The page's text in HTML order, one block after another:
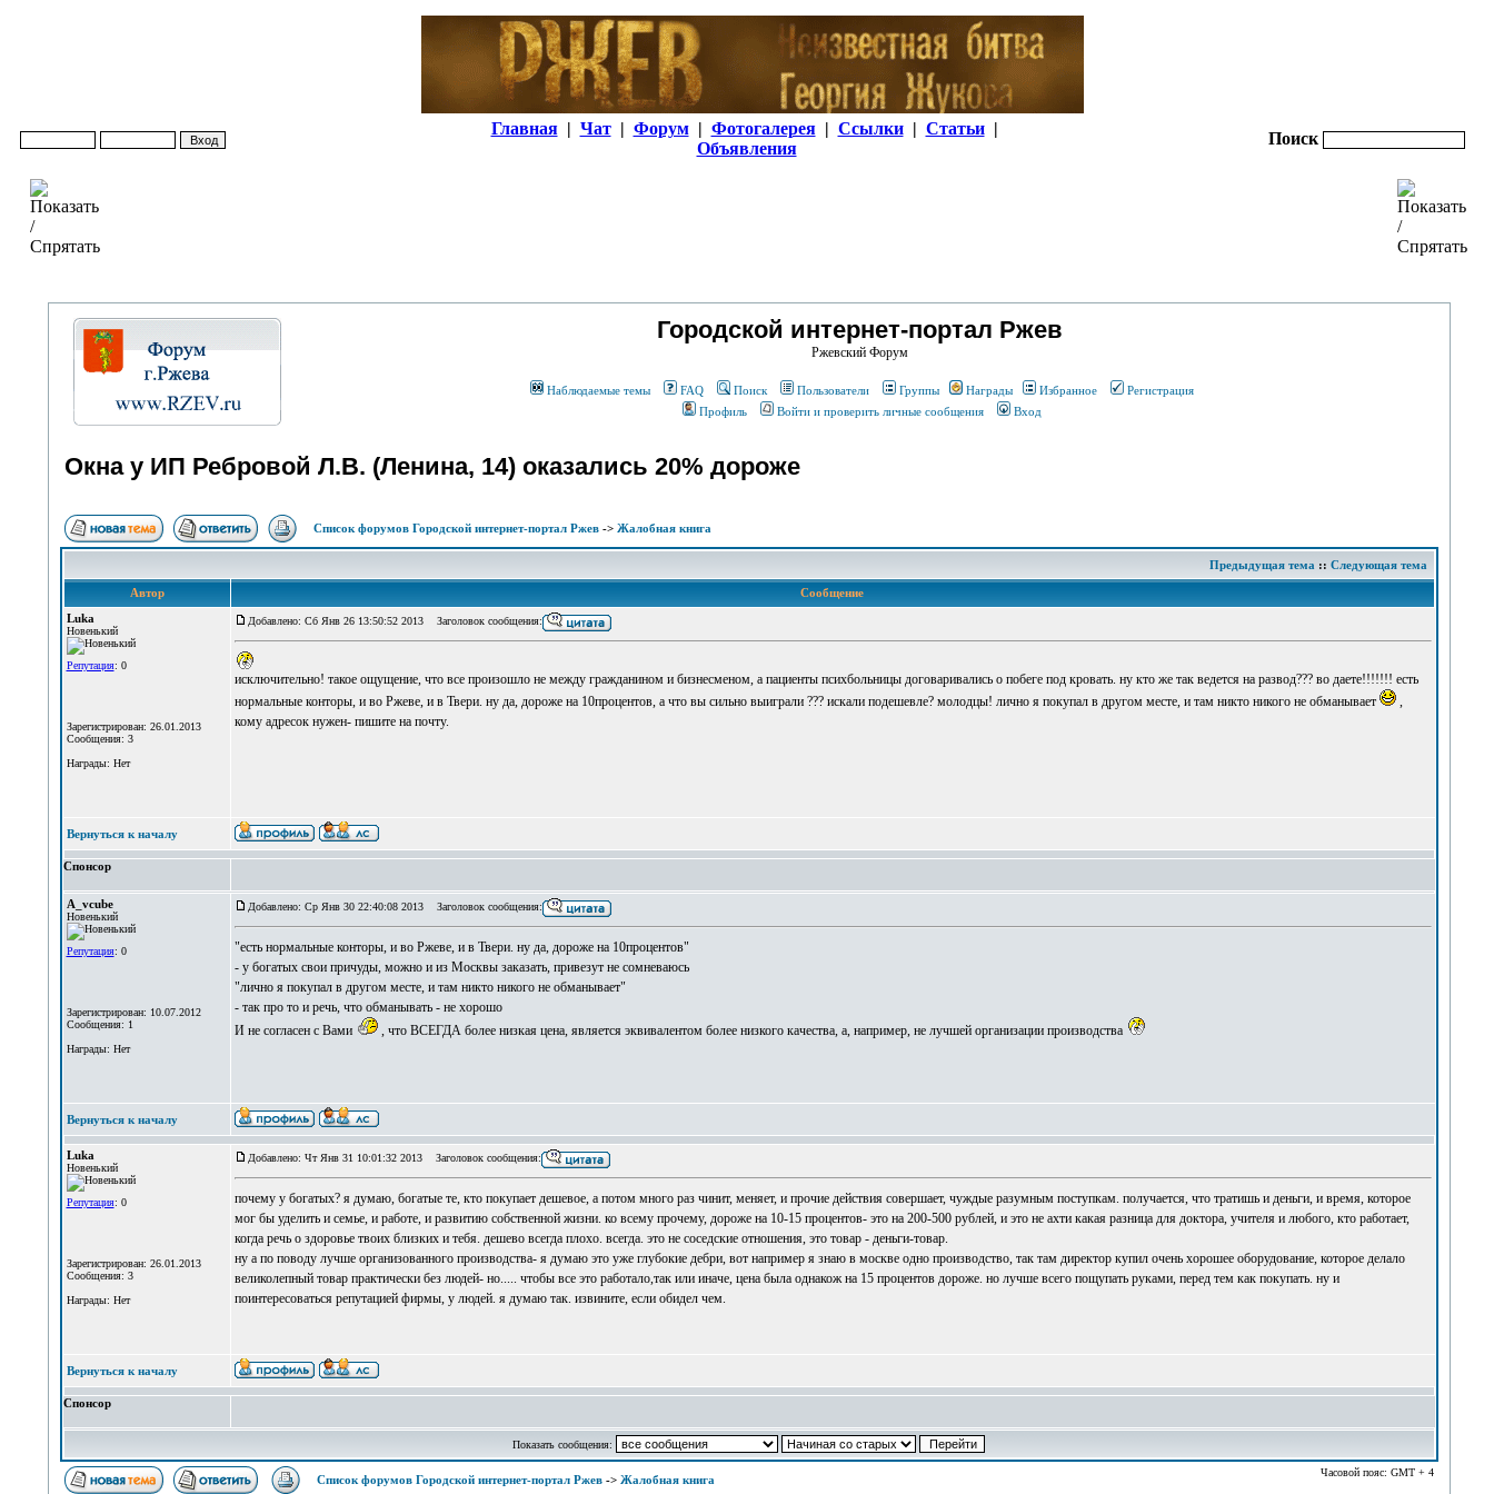
Главная | Чат | Форум | Фотогалерея | Ссылки | Статьи |
Объявления
Поиск
Городской интернет-портал Ржев
Ржевский Форум
Наблюдаемые темы FAQ Поиск Пользователи Группы Награды Избранное
Регистрация
Профиль
Войти и проверить личные сообщения Вход
Окна у ИП Ребровой Л.В. (Ленина, 14) оказались 20% дороже
Список форумов Городской интернет-портал Ржев-> Жалобная книга
Предыдущая тема :: Следующая тема
Автор
Сообщение
Luka
Новенький
Репутация: 0
Зарегистрирован: 26.01.2013
Сообщения: 3
Награды: Нет
Добавлено: Сб Янв 26 13:50:52 2013 Заголовок сообщения:
исключительно! такое ощущение, что все произошло не между гражданином и бизнесменом, а пациенты психбольницы договаривались о побеге под кровать. ну кто же так ведется на развод??? во даете!!!!!!! есть
нормальные конторы, и во Ржеве, и в Твери. ну да, дороже на 10процентов, а что вы сильно выиграли ??? искали подешевле? молодцы! лично я покупал в другом месте, и там никто никого не обманывает
,
кому адресок нужен- пишите на почту.
Вернуться к началу
Спонсор
A_vcube
Новенький
Репутация: 0
Зарегистрирован: 10.07.2012
Сообщения: 1
Награды: Нет
Добавлено: Ср Янв 30 22:40:08 2013 Заголовок сообщения:
"есть нормальные конторы, и во Ржеве, и в Твери. ну да, дороже на 10процентов"
- у богатых свои причуды, можно и из Москвы заказать, привезут не сомневаюсь
"лично я покупал в другом месте, и там никто никого не обманывает"
- так про то и речь, что обманывать - не хорошо
И не согласен с Вами
, что ВСЕГДА более низкая цена, является эквивалентом более низкого качества, а, например, не лучшей организации производства
Вернуться к началу
Luka
Новенький
Репутация: 0
Зарегистрирован: 26.01.2013
Сообщения: 3
Награды: Нет
Добавлено: Чт Янв 31 10:01:32 2013 Заголовок сообщения:
почему у богатых? я думаю, богатые те, кто покупает дешевое, а потом много раз чинит, меняет, и прочие действия совершает, чуждые разумным поступкам. получается, что тратишь и деньги, и время, которое
мог бы уделить и семье, и работе, и развитию собственной жизни. ко всему прочему, дороже на 10-15 процентов- это на 200-500 рублей, и это не ахти какая разница для доктора, учителя и любого, кто работает,
когда речь о здоровье твоих близких и тебя. дешево всегда плохо. всегда. это не соседские отношения, это товар - деньги-товар.
ну а по поводу лучше организованного производства- я думаю это уже глубокие дебри, вот например я знаю в москве одно производство, так там директор купил очень хорошее оборудование, которое делало
великолепный товар практически без людей- но..... чтобы все это работало,так или иначе, цена была однакож на 15 процентов дороже. но лучше всего пощупать руками, перед тем как покупать. ну и
поинтересоваться репутацией фирмы, у людей. я думаю так. извините, если обидел чем.
Вернуться к началу
Спонсор
Показать сообщения:
Список форумов Городской интернет-портал Ржев-> Жалобная книга
Часовой пояс: GMT + 4